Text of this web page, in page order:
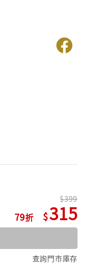
79
399
315
查詢門市庫存